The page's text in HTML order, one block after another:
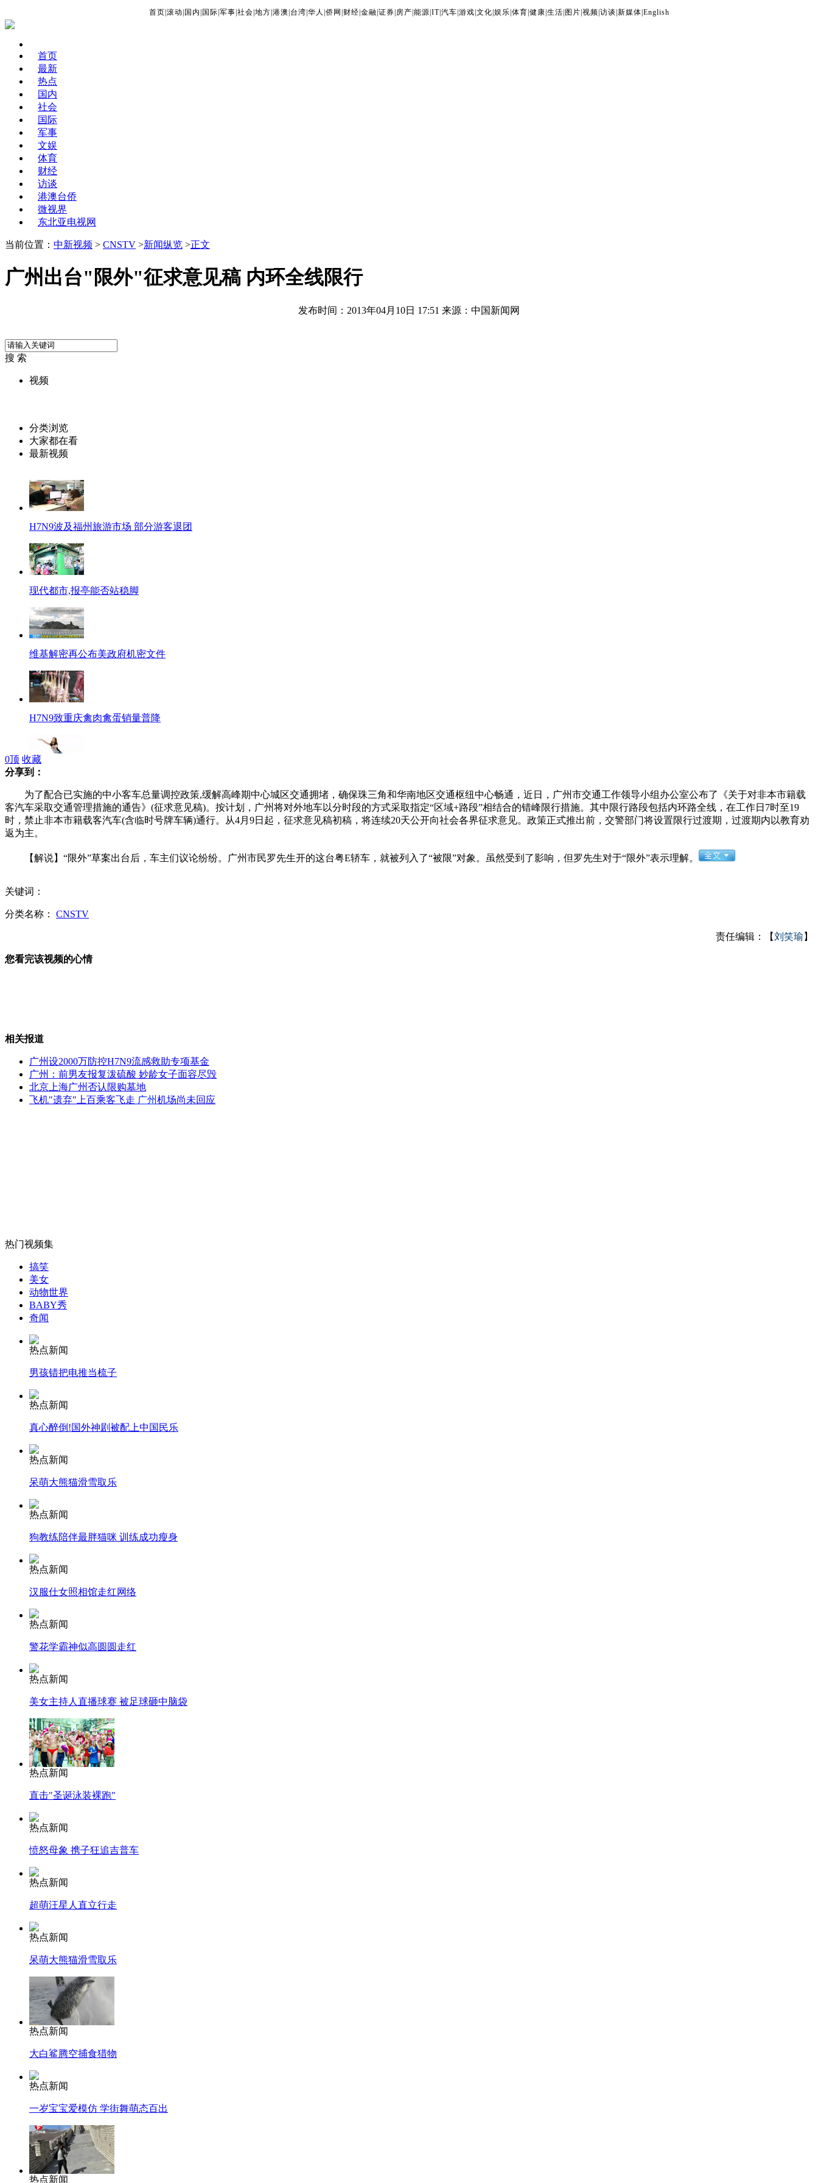
首页 滚动 国内 国际 军事 社会 地方 港澳 台湾 华人 侨网 财经 金融 证券 房产 能源 IT| 汽车 游戏 文化 娱乐 体育 健康 生活 图片 视频 访谈 新媒体 English
首页
最新
热点
国内
社会
国际
军事
文娱
体育
财经
访谈
港澳台侨
微视界
东北亚电视网
当前位置： 中新视频 > CNSTV >新闻纵览 >正文
广州出台"限外"征求意见稿 内环全线限行
发布时间：2013年04月10日 17:51 来源：中国新闻网
搜 索
视频
分类浏览
大家都在看
最新视频
H7N9波及福州旅游市场 部分游客退团
现代都市,报亭能否站稳脚
维基解密再公布美政府机密文件
H7N9致重庆禽肉禽蛋销量普降
激情牛仔美女抖臀热舞
张靓颖博鳌手稿曝光 遭网友调侃字丑
郑州一男性神秘"根浴"会所被调查
女子爬11万伏高电压铁塔轻生
无痛分娩是否安全 医生回应
外交部：反对强权政治霸凌主义
安徽一实载49人客车翻车
走！跟着总书记去植树
消防员救轻生者
纽约上演“枕头大战”
司机酒驾遇交警 急速倒车逃窜
0顶 收藏
分享到：
为了配合已实施的中小客车总量调控政策,缓解高峰期中心城区交通拥堵，确保珠三角和华南地区交通枢纽中心畅通，近日，广州市交通工作领导小组办公室公布了《关于对非本市籍载
客汽车采取交通管理措施的通告》(征求意见稿)。按计划，广州将对外地车以分时段的方式采取指定“区域+路段”相结合的错峰限行措施。其中限行路段包括内环路全线，在工作日7时至19
时，禁止非本市籍载客汽车(含临时号牌车辆)通行。从4月9日起，征求意见稿初稿，将连续20天公开向社会各界征求意见。政策正式推出前，交警部门将设置限行过渡期，过渡期内以教育劝
返为主。
【解说】“限外”草案出台后，车主们议论纷纷。广州市民罗先生开的这台粤E轿车，就被列入了“被限”对象。虽然受到了影响，但罗先生对于“限外”表示理解。
关键词：
分类名称： CNSTV
责任编辑：【刘笑瑜 】
您看完该视频的心情
相关报道
广州设2000万防控H7N9流感救助专项基金
广州：前男友报复泼硫酸 妙龄女子面容尽毁
北京上海广州否认限购墓地
飞机"遗弃"上百乘客飞走 广州机场尚未回应
热门视频集
搞笑
美女
动物世界
BABY秀
奇闻
热点新闻
男孩错把电推当梳子
热点新闻
真心醉倒!国外神剧被配上中国民乐
热点新闻
呆萌大熊猫滑雪取乐
热点新闻
狗教练陪伴最胖猫咪 训练成功瘦身
热点新闻
汉服仕女照相馆走红网络
热点新闻
警花学霸神似高圆圆走红
热点新闻
美女主持人直播球赛 被足球砸中脑袋
热点新闻
直击"圣诞泳装裸跑"
热点新闻
愤怒母象 携子狂追吉普车
热点新闻
超萌汪星人直立行走
热点新闻
呆萌大熊猫滑雪取乐
热点新闻
大白鲨腾空捕食猎物
热点新闻
一岁宝宝爱模仿 学街舞萌态百出
热点新闻